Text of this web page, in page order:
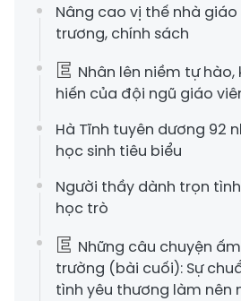
Nâng cao vị thế nhà
trương, chính sách
Nhân lên niềm tự
hiến của đội ngũ giáo
Hà Tĩnh tuyên dương 92
học sinh tiêu biểu
Người thầy dành trọn
học trò
Những câu chuyện
trường (bài cuối): Sự
tình yêu thương làm nên